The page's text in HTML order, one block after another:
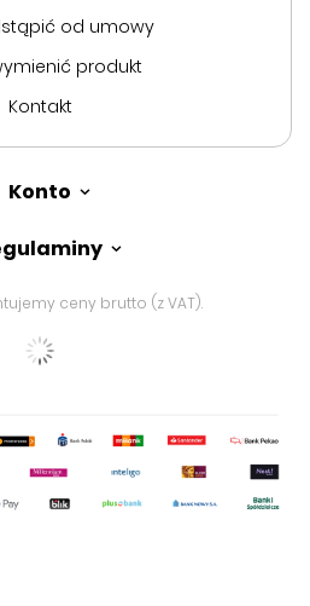
od umowy
produkt
Kontakt
Konto
ceny brutto (z VAT).